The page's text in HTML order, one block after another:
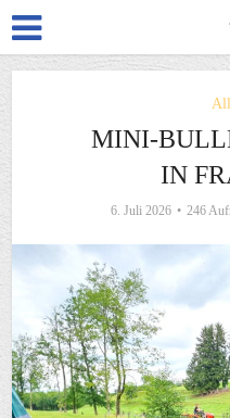
MINI-
IN
6. Juli 2026 246